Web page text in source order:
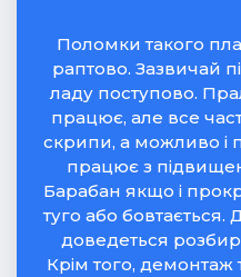
Поломки такого
раптово. Зазвичай
ладу поступово.
працює, але все
скрипи, а можливо і
працює з
Барабан якщо і
туго або бовтається.
доведеться
Крім того,